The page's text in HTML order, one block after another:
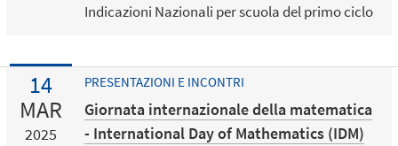
Indicazioni Nazionali per scuola del primo ciclo
14
MAR
2025
PRESENTAZIONI E INCONTRI
Giornata internazionale della matematica
- International Day of Mathematics (IDM)